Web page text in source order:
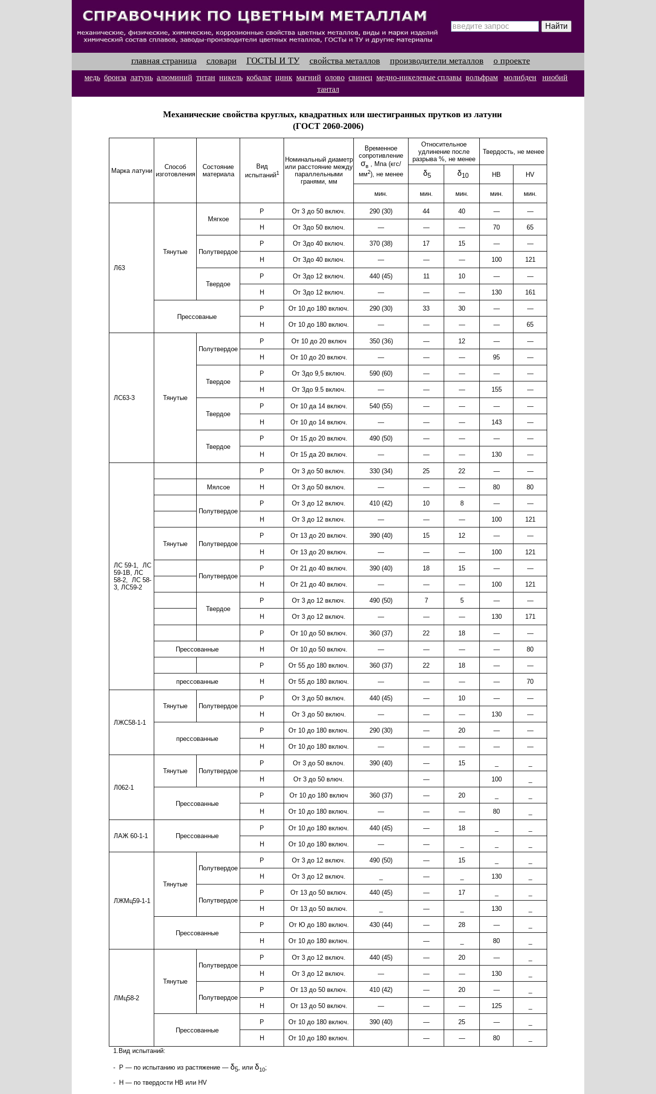
главная страница словари ГОСТЫ И ТУ свойства металлов производители металлов о проекте
медь бронза латунь алюминий титан никель кобальт цинк магний олово свинец медно-никелевые сплавы вольфрам молибден
ниобий
тантал
Механические свойства круглых, квадратных или шестигранных прутков из латуни
(ГОСТ 2060-2006)
Марка латуни
Способ
изготовления
Состояние
материала
Вид
испытаний1
Номинальный диаметр
или расстояние между
параллельными
гранями, мм
Временное
сопротивление
σв , Мпа (кгс/
мм2), не менее
Относительное
удлинение после
разрыва %, не менее
Твердость, не менее
δ5 δ10 НВ HV
мин. мин. мин. мин. мин.
Л63
Тянутые
Мягкое
Р От 3 до 50 включ. 290 (30) 44 40 — —
Н От Здо 50 включ. — — — 70 65
Полутвердое
Р От Здо 40 включ. 370 (38) 17 15 — —
Н От Здо 40 включ. — — — 100 121
Твердое
Р От Здо 12 включ. 440 (45) 11 10 — —
Н От Здо 12 включ. — — — 130 161
Прессованые
Р От 10 до 180 включ. 290 (30) 33 30 — —
Н От 10 до 180 включ. — — — — 65
ЛС63-3 Тянутые
Полутвердое
Р От 10 до 20 включ 350 (З6) — 12 — —
Н От 10 до 20 включ. — — — 95 —
Твердое
Р От Здо 9,5 включ. 590 (60) — — — —
Н От Здо 9.5 включ. — — — 155 —
Твердое
Р От 10 да 14 включ. 540 (55) — — — —
Н От 10 до 14 включ. — — — 143 —
Твердое
Р От 15 до 20 включ. 490 (50) — — — —
Н От 15 да 20 включ. — — — 130 —
ЛС 59-1, ЛС
59-1В, ЛС
58-2, ЛС 58-
3, ЛС59-2
Р От 3 до 50 включ. 330 (34) 25 22 — —
Мялсое Н От 3 до 50 включ. — — — 80 80
Полутвердое
Р От 3 до 12 включ. 410 (42) 10 8 — —
Н От 3 до 12 включ. — — — 100 121
Тянутые Полутвердое
Р От 13 до 20 включ. 390 (40) 15 12 — —
Н От 13 до 20 включ. — — — 100 121
Полутвердое
Р От 21 до 40 включ. 390 (40) 18 15 — —
Н От 21 до 40 включ. — — — 100 121
Твердое
Р От 3 до 12 включ. 490 (50) 7 5 — —
Н От 3 до 12 включ. — — — 130 171
Р От 10 до 50 включ. 360 (37) 22 18 — —
Прессованные Н От 10 до 50 включ. — — — — 80
Р От 55 до 180 включ. 360 (37) 22 18 — —
прессованные Н От 55 до 180 включ. — — — — 70
ЛЖС58-1-1
Тянутые Полутвердое
Р От 3 до 50 включ. 440 (45) — 10 — —
Н От З до 50 включ. — — — 130 —
прессованные
Р От 10 до 180 включ. 290 (30) — 20 — —
Н От 10 до 180 включ. — — — — —
Л062-1
Тянутые Полутвердое
Р От 3 до 50 вклоч. 390 (40) — 15
Н От 3 до 50 влюч. — 100
Прессованные
Р От 10 до 180 включ 360 (37) — 20
Н От 10 до 180 включ. — — — 80
ЛАЖ 60-1-1 Прессованные
Р От 10 до 180 включ. 440 (45) — 18
Н От 10 до 180 включ. — —
ЛЖМц59-1-1
Тянутые
Полутвердое
Р От 3 до 12 включ. 490 (50) — 15
Н От 3 до 12 включ. — 130
Полутвердое
Р От 13 до 50 включ. 440 (45) — 17
Н От 13 до 50 включ. — 130
Прессованные
Р От Ю до 180 включ. 430 (44) — 28 —
Н От 10 до 180 включ. — 80
ЛМц58-2
Тянутые
Полутвердое
Р От 3 до 12 включ. 440 (45) — 20 —
Н От 3 до 12 включ. — — — 130
Полутвердое
Р От 13 до 50 включ. 410 (42) — 20 —
Н От 13 до 50 включ. — — — 125
Прессованные
Р От 10 до 180 включ. 390 (40) — 25 —
Н От 10 до 180 включ. — — 80
1.Вид испытаний:
- Р — по испытанию из растяжение — δ5, или δ10;
- Н — по твердости НВ или HV